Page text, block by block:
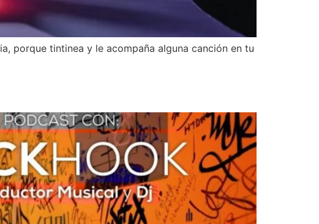
porque tintinea y le acompaña alguna canción en tu